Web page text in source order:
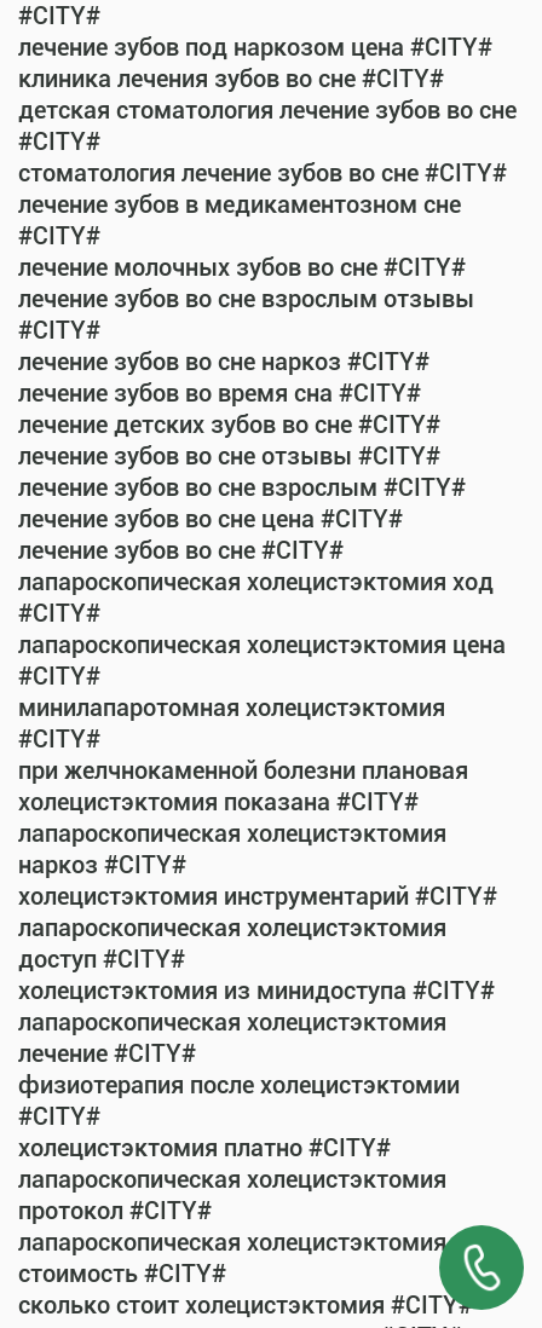
#CITY#
лечение зубов под наркозом цена #CITY#
клиника лечения зубов во сне #CITY#
детская стоматология лечение зубов во сне
#CITY#
стоматология лечение зубов во сне #CITY#
лечение зубов в медикаментозном сне
#CITY#
лечение молочных зубов во сне #CITY#
лечение зубов во сне взрослым отзывы
#CITY#
лечение зубов во сне наркоз #CITY#
лечение зубов во время сна #CITY#
лечение детских зубов во сне #CITY#
лечение зубов во сне отзывы #CITY#
лечение зубов во сне взрослым #CITY#
лечение зубов во сне цена #CITY#
лечение зубов во сне #CITY#
лапароскопическая холецистэктомия ход
#CITY#
лапароскопическая холецистэктомия цена
#CITY#
минилапаротомная холецистэктомия
#CITY#
при желчнокаменной болезни плановая
холецистэктомия показана #CITY#
лапароскопическая холецистэктомия
наркоз #CITY#
холецистэктомия инструментарий #CITY#
лапароскопическая холецистэктомия
доступ #CITY#
холецистэктомия из минидоступа #CITY#
лапароскопическая холецистэктомия
лечение #CITY#
физиотерапия после холецистэктомии
#CITY#
холецистэктомия платно #CITY#
лапароскопическая холецистэктомия
протокол #CITY#
лапароскопическая холецистэктомия
стоимость #CITY#
сколько стоит холецистэктомия #CITY#